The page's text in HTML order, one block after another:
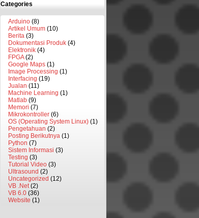
Categories
Arduino (8)
Artikel Umum (10)
Berita (3)
Dokumentasi Produk (4)
Elektronik (4)
FPGA(2)
Google Maps (1)
Image Processing (1)
Interfacing (19)
Jualan (11)
Machine Learning (1)
Matlab (9)
Memori (7)
Mikrokontroller (6)
OS (Operating System Linux) (1)
Pengetahuan (2)
Posting Berikutnya (1)
Python (7)
Sistem Informasi (3)
Testing (3)
Tutorial Video (3)
Ultrasound (2)
Uncategorized (12)
VB .Net(2)
VB 6.0 (36)
Website (1)